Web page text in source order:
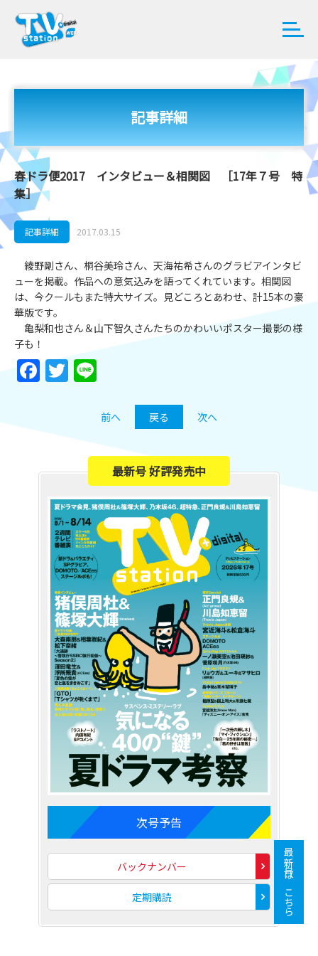
記事詳細
春ドラ便2017 インタビュー＆相関図 ［17年７号 特
集］
記事詳細 2017.03.15
綾野剛さん、桐谷美玲さん、天海祐希さんのグラビアインタビ
ューを掲載。作品への意気込みを語ってくれています。相関図
は、今クールもまた特大サイズ。見どころとあわせ、計15本の豪
華版です。
亀梨和也さん＆山下智久さんたちのかわいいポスター撮影の様
子も！
Facebook
Twitter
前へ 戻る 次へ
最新号 好評発売中
次号予告
バックナンバー
定期購読 最新号はこちら